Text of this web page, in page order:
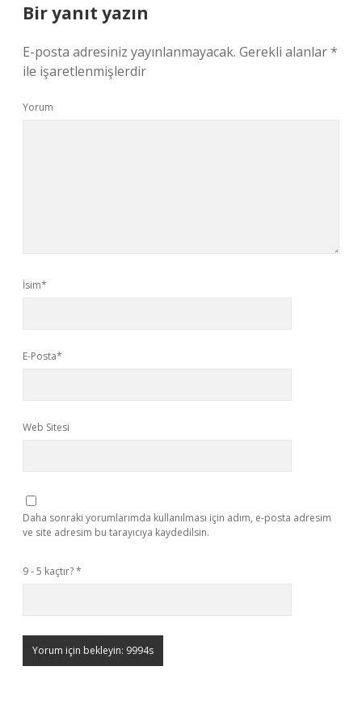
Bir yanıt yazın
E-posta adresiniz yayınlanmayacak. Gerekli alanlar*
ile işaretlenmişlerdir
Yorum
İsim*
E-Posta*
Web Sitesi
Daha sonraki yorumlarımda kullanılması için adım, e-posta adresim
ve site adresim bu tarayıcıya kaydedilsin.
9 - 5 kaçtır?*